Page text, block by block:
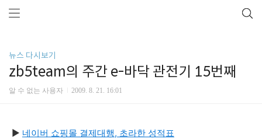
뉴스 다시보기
zb5team의 주간 e-바닥 관전기 15번째
알 수 없는 사용자 2009. 8. 21. 16:01
▶ 네이버 쇼핑몰 결제대행, 초라한 성적표